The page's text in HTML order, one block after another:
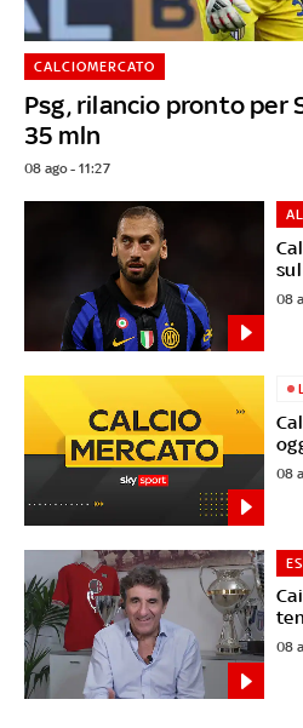
Psg, rilancio pronto per
35 mln
CALCIOMERCATO
08 ago - 11:27
08
08
08